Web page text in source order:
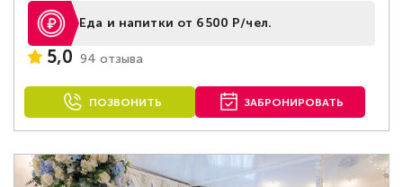
Еда и напитки от 6500 Р/чел.
5,0 94 отзыва
ПОЗВОНИТЬ ЗАБРОНИРОВАТЬ